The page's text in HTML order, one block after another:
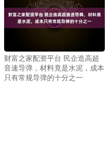
财富之家配资平台 民企造高超
音速导弹，材料竟是水泥，成本
只有常规导弹的十分之一